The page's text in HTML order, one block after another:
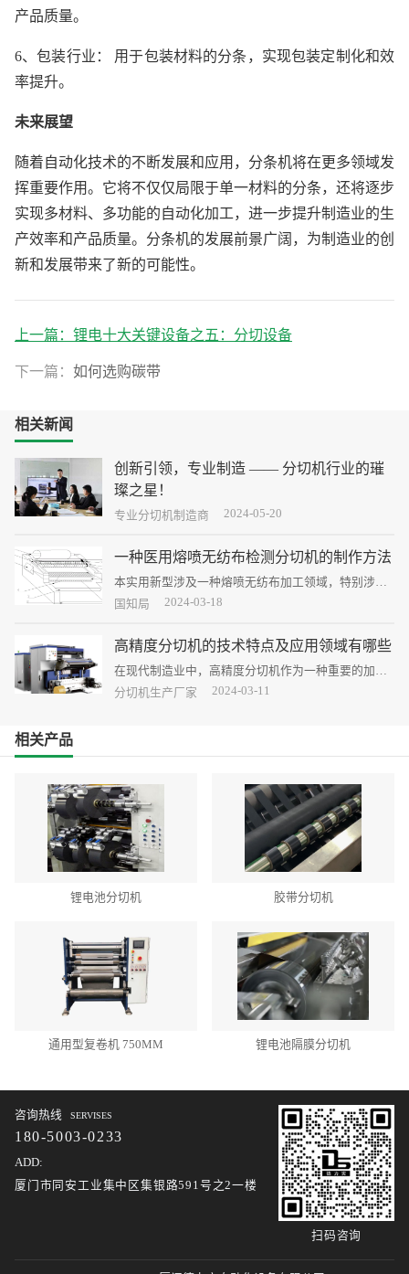
产品质量。
6、包装行业： 用于包装材料的分条，实现包装定制化和效
率提升。
未来展望
随着自动化技术的不断发展和应用，分条机将在更多领域发
挥重要作用。它将不仅仅局限于单一材料的分条，还将逐步
实现多材料、多功能的自动化加工，进一步提升制造业的生
产效率和产品质量。分条机的发展前景广阔，为制造业的创
新和发展带来了新的可能性。
上一篇： 锂电十大关键设备之五：分切设备
下一篇： 如何选购碳带
相关新闻
创新引领，专业制造 —— 分切机行业的璀
璨之星！
自创立以来，德力实始终致力于打造全球领先的分切
赞誉。
专业分切机制造商 2024-05-20
一种医用熔喷无纺布检测分切机的制作方法
本实用新型涉及一种熔喷无纺布加工领域，特别涉及
一种医用熔喷无纺布检测分切机。背景技术：1)目前
过滤大颗粒物质
国知局 2024-03-18
高精度分切机的技术特点及应用领域有哪些
在现代制造业中，高精度分切机作为一种重要的加工
设备，广泛应用于各种领域，如电子、光电、半导体
分切机生产厂家 2024-03-11
相关产品
锂电池分切机 胶带分切机
通用型复卷机 750MM 锂电池隔膜分切机
咨询热线 SERVISES
180-5003-0233
ADD:
厦门市同安工业集中区集银路591号之2一楼
扫码咨询